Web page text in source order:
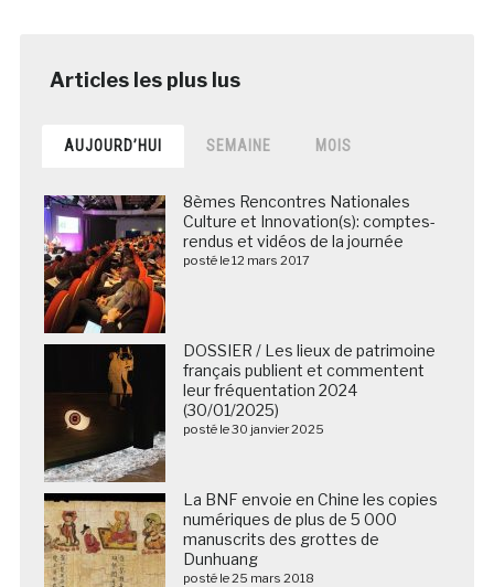
AUJOURD’HUI SEMAINE MOIS
8èmes Rencontres Nationales
Culture et Innovation(s): comptes-
rendus et vidéos de la journée
posté le 12 mars 2017
DOSSIER / Les lieux de patrimoine
français publient et commentent
leur fréquentation 2024
(30/01/2025)
posté le 30 janvier 2025
La BNF envoie en Chine les copies
numériques de plus de 5 000
manuscrits des grottes de
Dunhuang
posté le 25 mars 2018